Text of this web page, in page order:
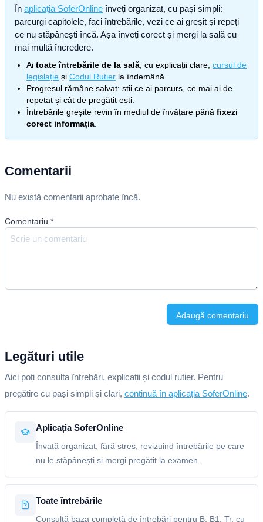
În aplicația SoferOnline înveți organizat, cu pași simpli:
parcurgi capitolele, faci întrebările, vezi ce ai greșit și repeți
ce nu stăpânești încă. Așa înveți corect și mergi la sală cu
mai multă încredere.
Ai toate întrebările de la sală , cu explicații clare, cursul de
legislație și Codul Rutier la îndemână.
Progresul rămâne salvat: știi ce ai parcurs, ce mai ai de
repetat și cât de pregătit ești.
Întrebările greșite revin în mediul de învățare până fixezi
corect informația
Comentarii
Nu există comentarii aprobate încă.
Comentariu *
Adaugă comentariu
Legături utile
Aici poți consulta întrebări, explicații și codul rutier. Pentru
pregătire cu pași simpli și clari, continuă în aplicația SoferOnline.
Aplicația SoferOnline
Învață organizat, fără stres, revizuind întrebările pe care
nu le stăpânești și mergi pregătit la examen.
Toate întrebările
Consultă baza completă de întrebări pentru B, B1, Tr, cu